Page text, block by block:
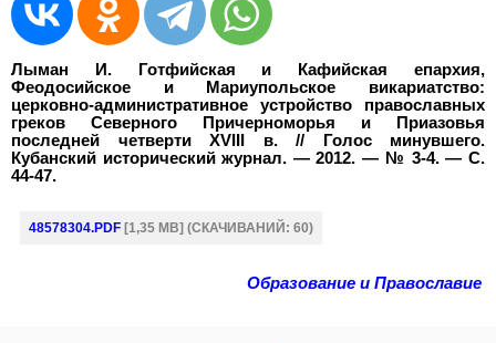
Лыман И. Готфийская и Кафийская епархия,
Феодосийское и Мариупольское викариатство:
церковно-административное устройство православных
греков Северного Причерноморья и Приазовья
последней четверти XVIII в. // Голос минувшего.
Кубанский исторический журнал. — 2012. — № 3-4. — С.
44-47.
48578304.PDF [1,35 MB] (CКАЧИВАНИЙ: 60)
Образование и Православие